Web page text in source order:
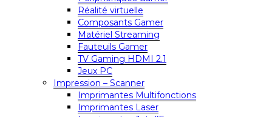
Réalité virtuelle
Composants Gamer
Matériel Streaming
Fauteuils Gamer
TV Gaming HDMI 2.1
Jeux PC
Impression – Scanner
Imprimantes Multifonctions
Imprimantes Laser